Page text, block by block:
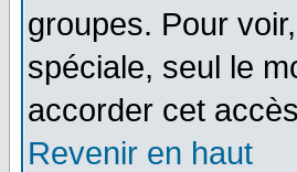
groupes. Pour
spéciale, seul le
accorder cet
Revenir en haut